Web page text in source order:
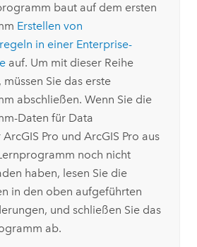
baut auf dem ersten
Erstellen von
in einer Enterprise-
auf. Um mit dieser Reihe
Sie das erste
abschließen. Wenn Sie die
Daten für Data
ArcGIS Pro und ArcGIS Pro aus
noch nicht
haben, lesen Sie die
in den oben aufgeführten
und schließen Sie das
ab.